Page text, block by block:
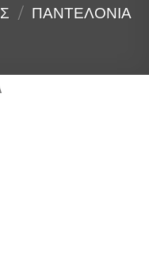
/ ΠΑΝΤΕΛΟΝΙΑ